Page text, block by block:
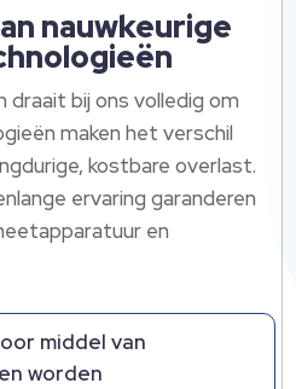
nauwkeurige
bij ons volledig om
maken het verschil
kostbare overlast.​
ervaring garanderen
en
middel van
worden